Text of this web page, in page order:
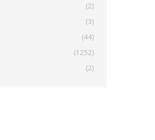
(2)
(3)
(44)
(1252)
(2)